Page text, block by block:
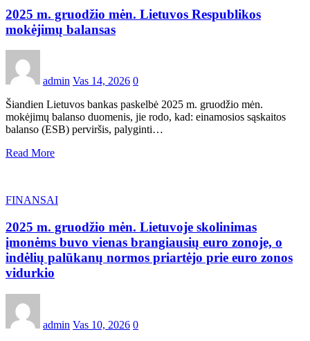
2025 m. gruodžio mėn. Lietuvos Respublikos
mokėjimų balansas
admin Vas 14, 2026 0
Šiandien Lietuvos bankas paskelbė 2025 m. gruodžio mėn.
mokėjimų balanso duomenis, jie rodo, kad: einamosios sąskaitos
balanso (ESB) perviršis, palyginti…
Read More
FINANSAI
2025 m. gruodžio mėn. Lietuvoje skolinimas
įmonėms buvo vienas brangiausių euro zonoje, o
indėlių palūkanų normos priartėjo prie euro zonos
vidurkio
admin Vas 10, 2026 0